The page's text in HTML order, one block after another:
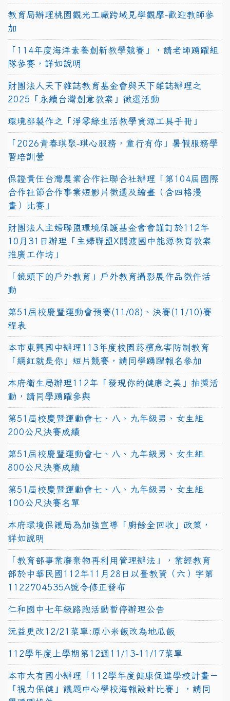
教育局辦理桃園觀光工廠跨域見學觀摩-歡迎教師參
加
「114年度海洋素養創新教學競賽」，請老師踴躍組
隊參賽，詳如說明
財團法人天下雜誌教育基金會與天下雜誌辦理之
2025「永續台灣創意教案」徵選活動
環境部製作之「淨零綠生活教學資源工具手冊」
「2026青春琪聚-琪心服務，童行有你」暑假服務學
習培訓營
保證責任台灣農業合作社聯合社辦理「第104屆國際
合作社節合作事業短影片徵選及繪畫（含四格漫
畫）比賽」
財團法人主婦聯盟環境保護基金會會謹訂於112年
10月31日辦理「主婦聯盟X關渡國中能源教育教案
推廣工作坊」
「鏡頭下的戶外教育」戶外教育攝影展作品徵件活
動
第51屆校慶暨運動會預賽(11/08)、決賽(11/10)賽
程表
本市東興國中辦理113年度校園菸檳危害防制教育
「網紅就是你」短片競賽，請同學踴躍報名參加
本府衛生局辦理112年「發現你的健康之美」抽獎活
動，請同學踴躍參與
第51屆校慶暨運動會七、八、九年級男、女生組
200公尺決賽成績
第51屆校慶暨運動會七、八、九年級男、女生組
800公尺決賽成績
第51屆校慶暨運動會七、八、九年級男、女生組
100公尺決賽名單
本府環境保護局為加強宣導「廚餘全回收」政策，
詳如說明
「教育部事業廢棄物再利用管理辦法」，業經教育
部於中華民國112年11月28日以臺教資（六）字第
1122704535A號令修正發布
仁和國中七年級路跑活動暫停辦理公告
沅益更改12/21菜單:原小米飯改為地瓜飯
112學年度上學期第12週11/13-11/17菜單
本市大有國小辦理「112學年度健康促進學校計畫－
『視力保健』議題中心學校海報設計比賽」，請同